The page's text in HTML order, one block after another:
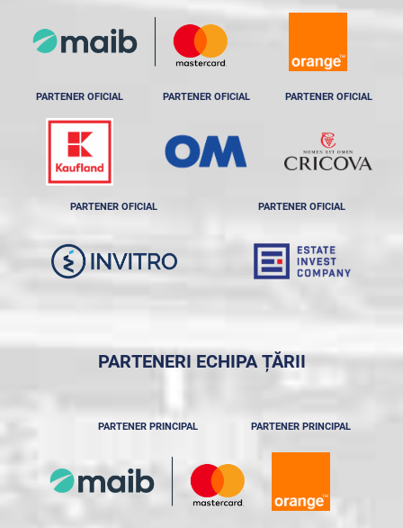
PARTENER OFICIAL PARTENER OFICIAL PARTENER OFICIAL
PARTENER OFICIAL PARTENER OFICIAL
PARTENERI ECHIPA ȚĂRII
PARTENER PRINCIPAL PARTENER PRINCIPAL